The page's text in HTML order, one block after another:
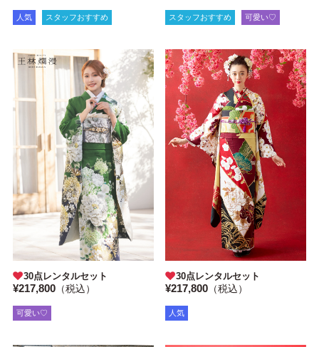
人気 スタッフおすすめ スタッフおすすめ 可愛い♡
30点レンタルセット
¥217,800（税込）
可愛い♡
30点レンタルセット
¥217,800 （税込）
人気